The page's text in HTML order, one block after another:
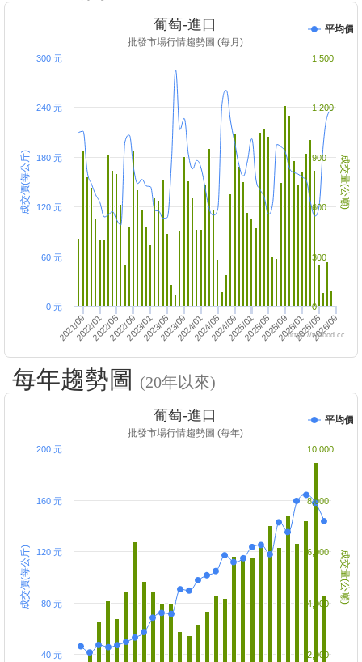
成交價(每公斤) 成交量(公噸)
葡萄-進口
批發市場行情趨勢圖 (每月)
平均價
2022/01 2023/01 2024/01 2025/01 2026/01
2021/092022/052022/092023/052023/092024/052024/092025/052025/092026/052026/09
0 元
60 元
120 元
180 元
240 元
300 元
0
300
600
900
1,200
1,500
https://twfood.cc
每年趨勢圖 (20年以來)
成交價(每公斤) 成交量(公噸)
葡萄-進口
批發市場行情趨勢圖 (每年)
平均價
40 元
80 元
120 元
160 元
200 元
2,000
4,000
6,000
8,000
10,000